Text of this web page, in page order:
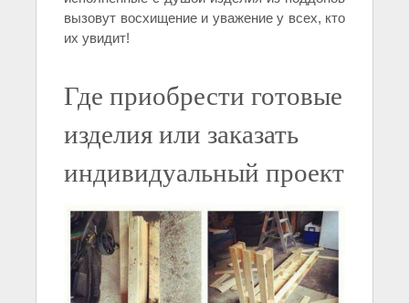
вызовут восхищение и уважение у всех, кто
их увидит!
Где приобрести готовые
изделия или заказать
индивидуальный проект